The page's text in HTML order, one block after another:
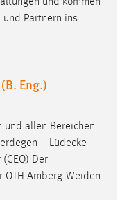
und Partnern ins
Eng.)
und allen Bereichen
– Lüdecke
Der
Amberg-Weiden